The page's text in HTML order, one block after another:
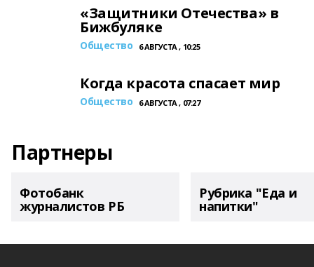
«Защитники Отечества» в
Бижбуляке
Общество 6 АВГУСТА , 10:25
Когда красота спасает мир
Общество 6 АВГУСТА , 07:27
Партнеры
Фотобанк
журналистов РБ
Рубрика "Еда и
напитки"